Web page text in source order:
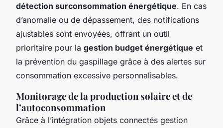
détection surconsommation énergétique. En cas
d’anomalie ou de dépassement, des notifications
ajustables sont envoyées, offrant un outil
prioritaire pour la gestion budget énergétique et
la prévention du gaspillage grâce à des alertes sur
consommation excessive personnalisables.
Monitorage de la production solaire et de
l’autoconsommation
Grâce à l’intégration objets connectés gestion